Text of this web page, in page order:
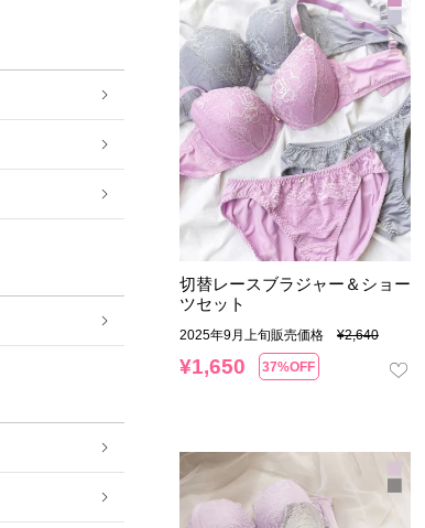
切替レースブラジャー＆ショー
ツセット
2025年9月上旬販売価格 ¥2,640
¥1,650 37%OFF